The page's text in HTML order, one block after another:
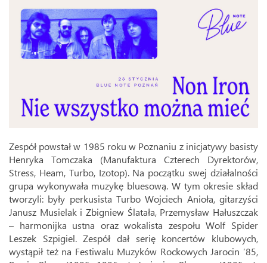
Zespół powstał w 1985 roku w Poznaniu z inicjatywy basisty
Henryka Tomczaka (Manufaktura Czterech Dyrektorów,
Stress, Heam, Turbo, Izotop). Na początku swej działalności
grupa wykonywała muzykę bluesową. W tym okresie skład
tworzyli: były perkusista Turbo Wojciech Anioła, gitarzyści
Janusz Musielak i Zbigniew Ślatała, Przemysław Hałuszczak
– harmonijka ustna oraz wokalista zespołu Wolf Spider
Leszek Szpigiel. Zespół dał serię koncertów klubowych,
wystąpił też na Festiwalu Muzyków Rockowych Jarocin ’85,